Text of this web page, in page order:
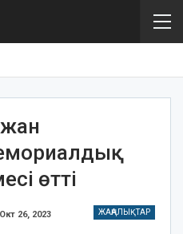
өтті
ЖАҢАЛЫҚТАР
Окт 26, 2023